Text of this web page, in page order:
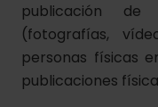
publicación de
(fotografías,
personas físicas
publicaciones